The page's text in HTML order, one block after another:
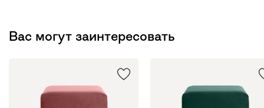
Вас могут заинтересовать